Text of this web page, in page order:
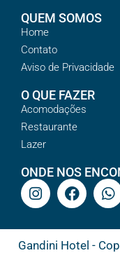
QUEM SOMOS
Home
Contato
Aviso de Privacidade
O QUE FAZER
Acomodações
Restaurante
Lazer
ONDE NOS
Gandini Hotel -